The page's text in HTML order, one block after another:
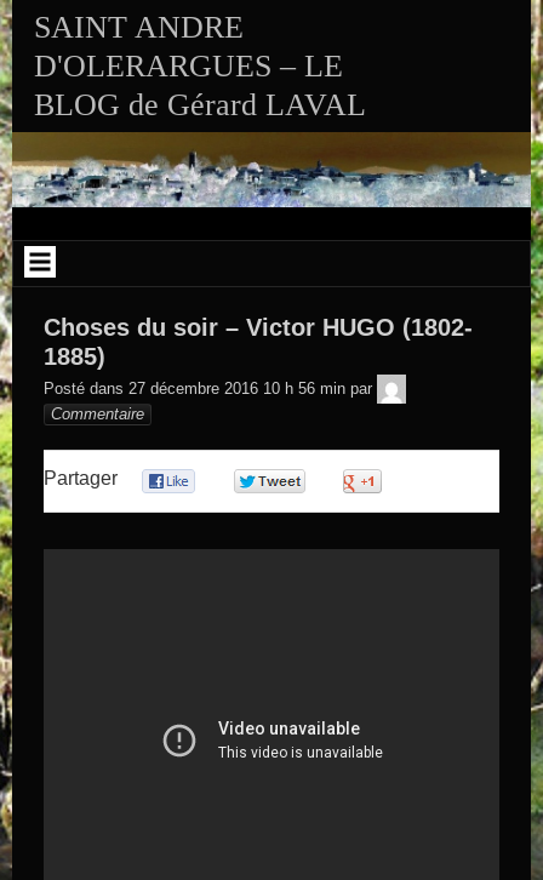
SAINT ANDRE
D'OLERARGUES – LE
BLOG de Gérard LAVAL
Choses du soir – Victor HUGO (1802-
1885)
Posté dans 27 décembre 2016 10 h 56 min par
Commentaire
Partager